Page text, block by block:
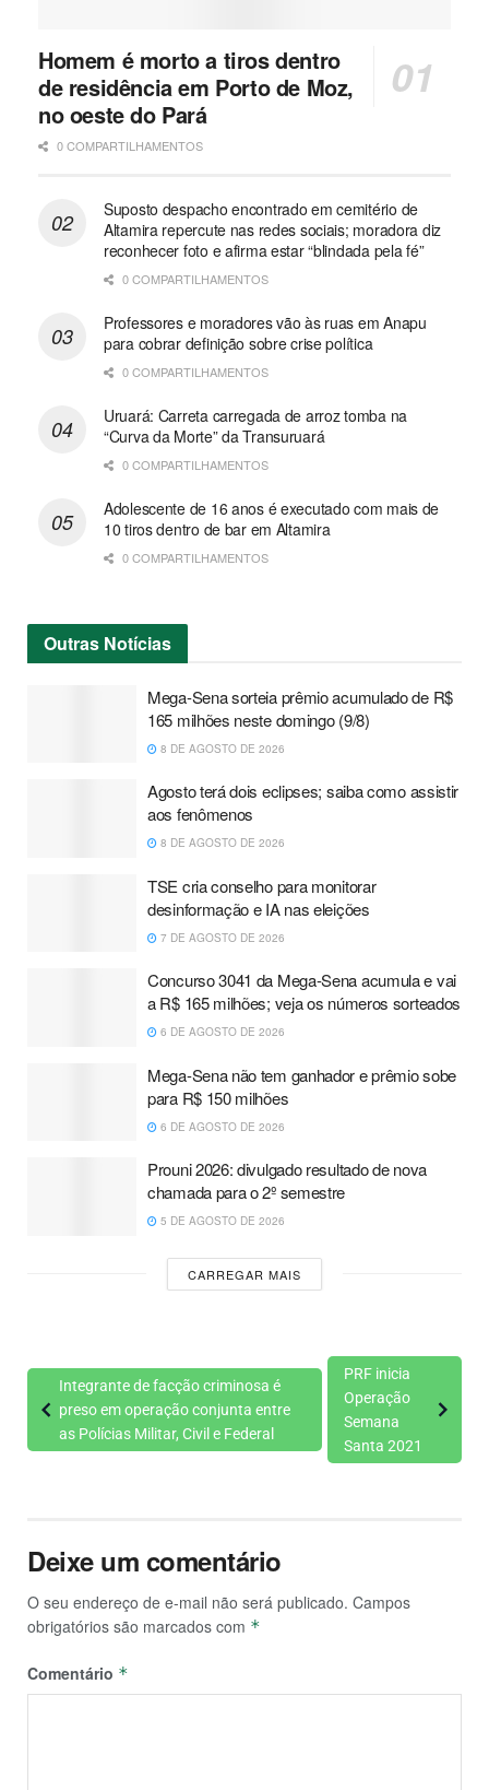
Homem é morto a tiros dentro
de residência em Porto de Moz,
no oeste do Pará
0 COMPARTILHAMENTOS
Suposto despacho encontrado em cemitério de
Altamira repercute nas redes sociais; moradora diz
reconhecer foto e afirma estar “blindada pela fé”
0 COMPARTILHAMENTOS
Professores e moradores vão às ruas em Anapu
para cobrar definição sobre crise política
0 COMPARTILHAMENTOS
Uruará: Carreta carregada de arroz tomba na
“Curva da Morte” da Transuruará
0 COMPARTILHAMENTOS
Adolescente de 16 anos é executado com mais de
10 tiros dentro de bar em Altamira
0 COMPARTILHAMENTOS
Outras Notícias
Mega-Sena sorteia prêmio acumulado de R$
165 milhões neste domingo (9/8)
8 DE AGOSTO DE 2026
Agosto terá dois eclipses; saiba como assistir
aos fenômenos
8 DE AGOSTO DE 2026
TSE cria conselho para monitorar
desinformação e IA nas eleições
7 DE AGOSTO DE 2026
Concurso 3041 da Mega-Sena acumula e vai
a R$ 165 milhões; veja os números sorteados
6 DE AGOSTO DE 2026
Mega-Sena não tem ganhador e prêmio sobe
para R$ 150 milhões
6 DE AGOSTO DE 2026
Prouni 2026: divulgado resultado de nova
chamada para o 2º semestre
5 DE AGOSTO DE 2026
CARREGAR MAIS
Integrante de facção criminosa é
preso em operação conjunta entre
as Polícias Militar, Civil e Federal
PRF inicia
Operação
Semana
Santa 2021
Deixe um comentário
O seu endereço de e-mail não será publicado. Campos
obrigatórios são marcados com *
Comentário *